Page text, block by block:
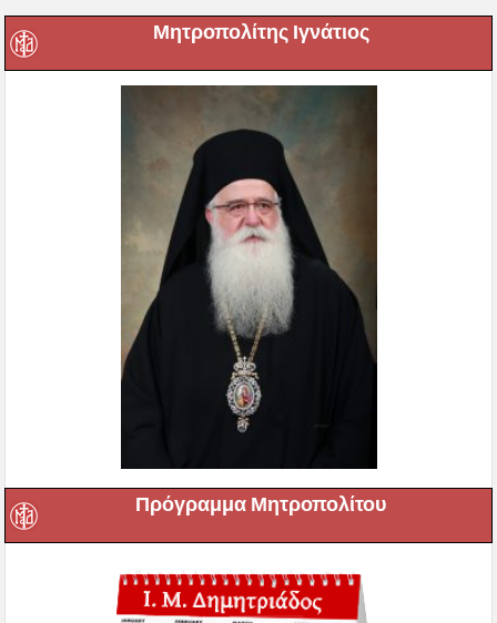
Μητροπολίτης Ιγνάτιος
Πρόγραμμα Μητροπολίτου